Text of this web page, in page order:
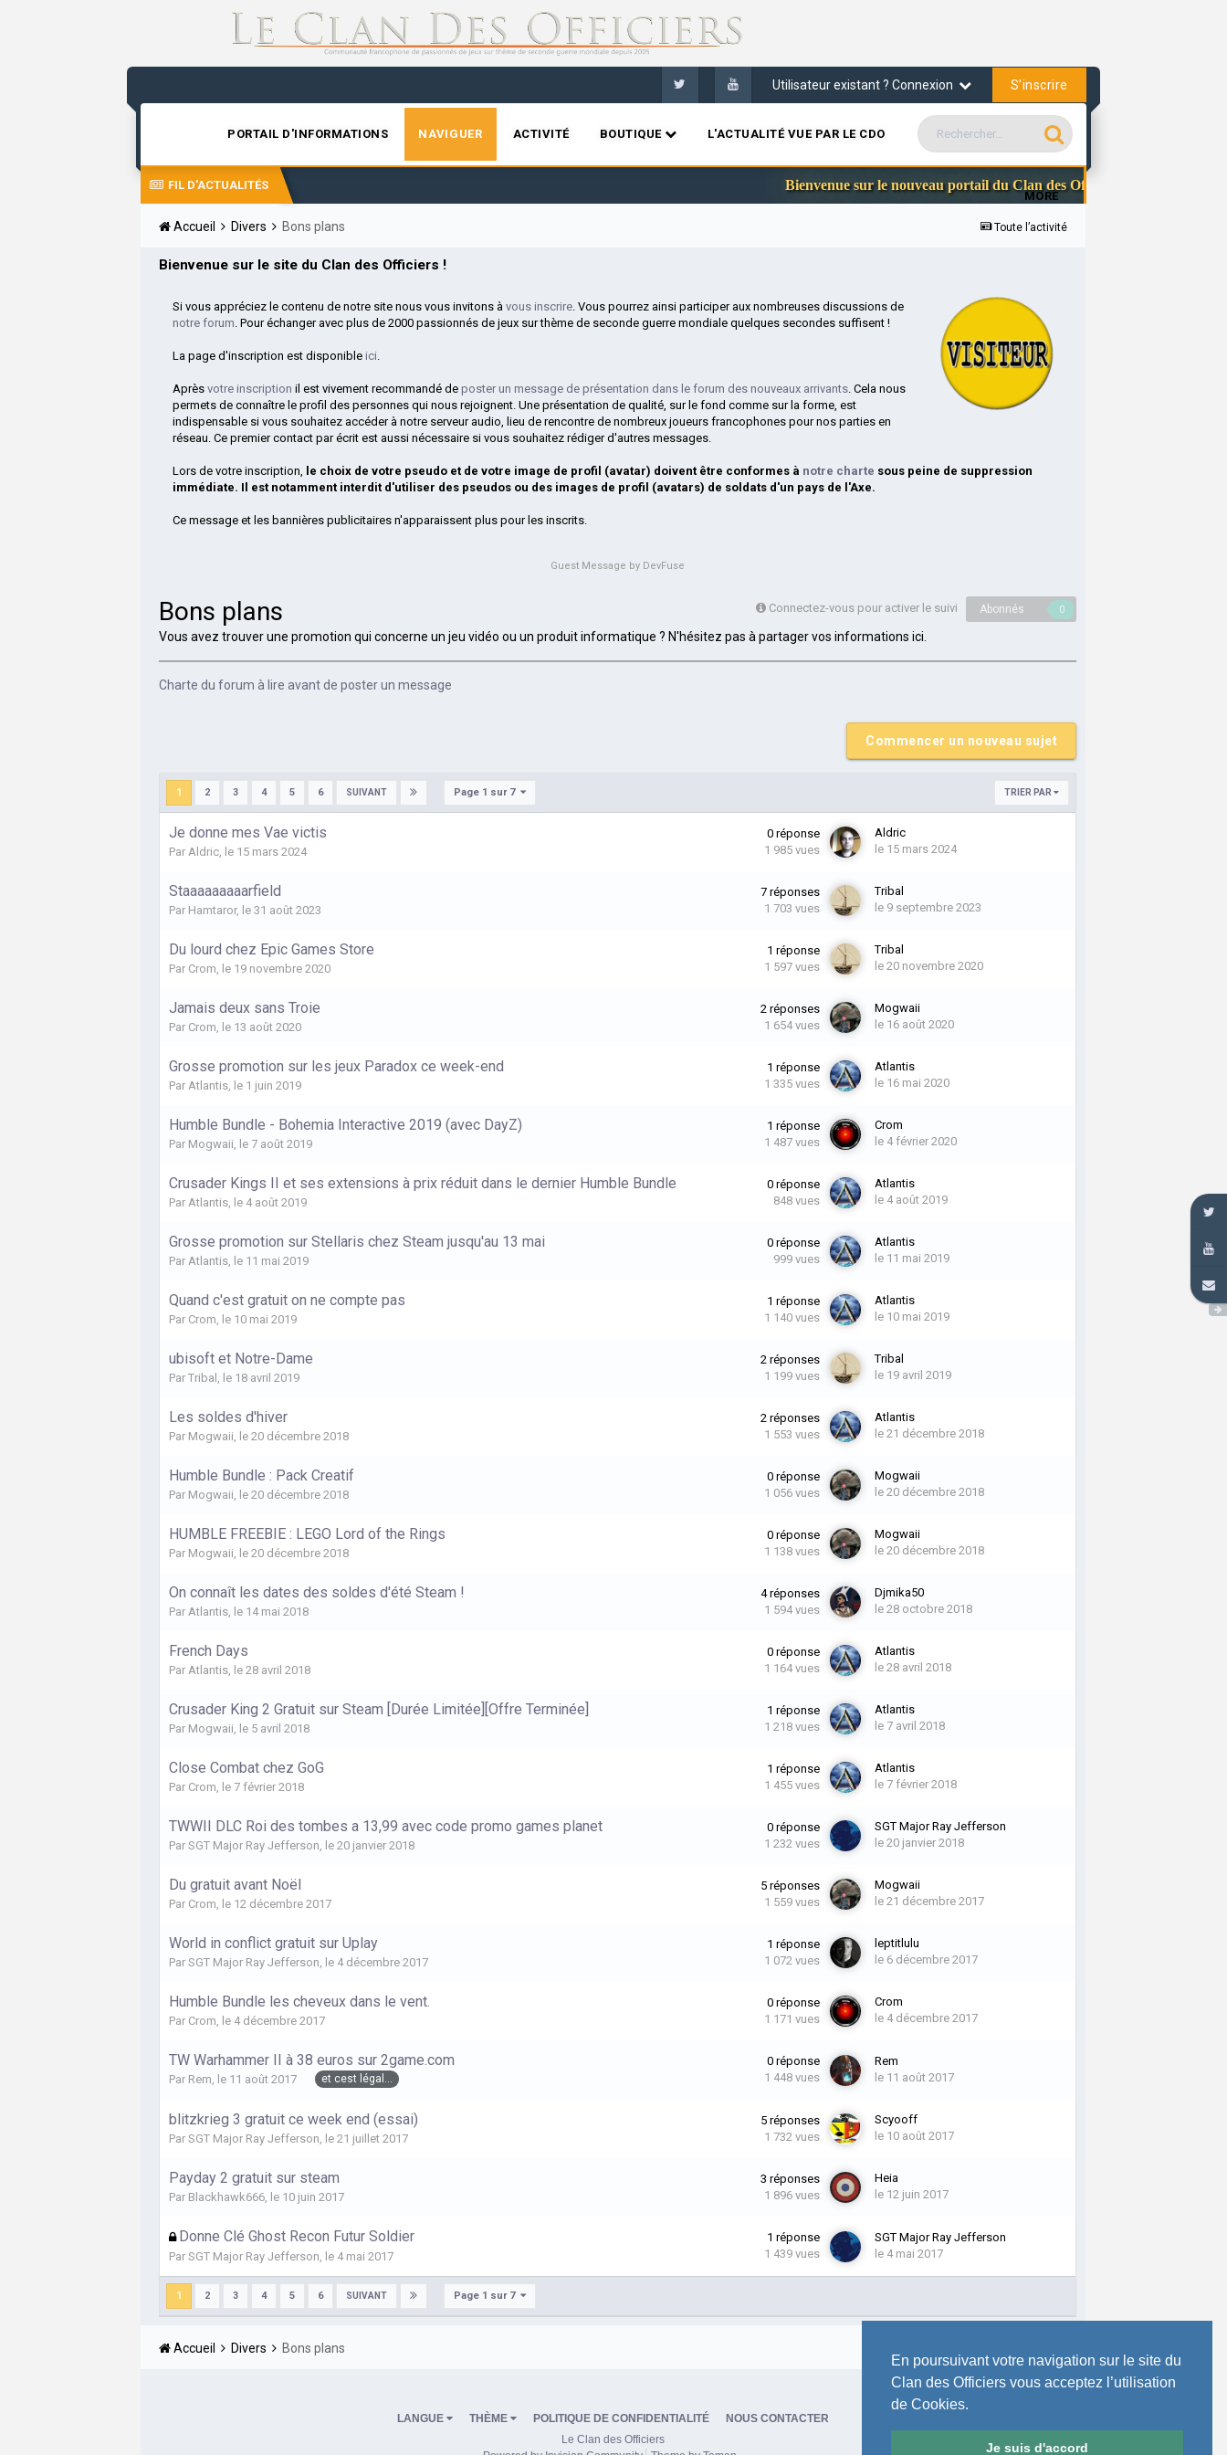
En poursuivant votre navigation sur le site du
Clan des Officiers vous acceptez l’utilisation
de Cookies.
Je suis d'accord
Utilisateur existant ? Connexion S’inscrire
PORTAIL D'INFORMATIONS NAVIGUER ACTIVITÉ BOUTIQUE L'ACTUALITÉ VUE PAR LE CDO
MORE
FIL D'ACTUALITÉS Bienvenue sur le nouveau portail du Clan des Officiers
Toute l’activité
Accueil Divers Bons plans
Bienvenue sur le site du Clan des Officiers !
Si vous appréciez le contenu de notre site nous vous invitons àvous inscrire . Vous pourrez ainsi participer aux nombreuses discussions de
notre forum . Pour échanger avec plus de 2000 passionnés de jeux sur thème de seconde guerre mondiale quelques secondes suffisent !
La page d'inscription est disponible ici
Aprèsvotre inscription il est vivement recommandé de poster un message de présentation dans le forum des nouveaux arrivants . Cela nous
permets de connaître le profil des personnes qui nous rejoignent. Une présentation de qualité, sur le fond comme sur la forme, est
indispensable si vous souhaitez accéder à notre serveur audio, lieu de rencontre de nombreux joueurs francophones pour nos parties en
réseau. Ce premier contact par écrit est aussi nécessaire si vous souhaitez rédiger d'autres messages.
Lors de votre inscription, le choix de votre pseudo et de votre image de profil (avatar) doivent être conformes à notre charte sous peine de suppression
immédiate. Il est notamment interdit d'utiliser des pseudos ou des images de profil (avatars) de soldats d'un pays de l'Axe.
Ce message et les bannières publicitaires n'apparaissent plus pour les inscrits.
Guest Message by DevFuse
Bons plans Connectez-vous pour activer le suivi Abonnés 0
Vous avez trouver une promotion qui concerne un jeu vidéo ou un produit informatique ? N'hésitez pas à partager vos informations ici.
Charte du forum à lire avant de poster un message
Commencer un nouveau sujet
TRIER PAR
1 2 3 4 5 6 SUIVANT Page 1 sur 7
Je donne mes Vae victis
Par Aldric le 15 mars 2024
0 réponse
1 985 vues
Aldric
le 15 mars 2024
Staaaaaaaaarfield
Par Hamtaror, le 31 août 2023
7 réponses
1 703 vues
Tribal
le 9 septembre 2023
Du lourd chez Epic Games Store
Par Crom le 19 novembre 2020
1 réponse
1 597 vues
Tribal
le 20 novembre 2020
Jamais deux sans Troie
Par Crom le 13 août 2020
2 réponses
1 654 vues
Mogwaii
le 16 août 2020
Grosse promotion sur les jeux Paradox ce week-end
Par Atlantis le 1 juin 2019
1 réponse
1 335 vues
Atlantis
le 16 mai 2020
Humble Bundle - Bohemia Interactive 2019 (avec DayZ)
Par Mogwaii le 7 août 2019
1 réponse
1 487 vues
Crom
le 4 février 2020
Crusader Kings II et ses extensions à prix réduit dans le dernier Humble Bundle
Par Atlantis le 4 août 2019
0 réponse
848 vues
Atlantis
le 4 août 2019
Grosse promotion sur Stellaris chez Steam jusqu'au 13 mai
Par Atlantis le 11 mai 2019
0 réponse
999 vues
Atlantis
le 11 mai 2019
Quand c'est gratuit on ne compte pas
Par Crom le 10 mai 2019
1 réponse
1 140 vues
Atlantis
le 10 mai 2019
ubisoft et Notre-Dame
ParTribal le 18 avril 2019
2 réponses
1 199 vues
Tribal
le 19 avril 2019
Les soldes d'hiver
Par Mogwaii le 20 décembre 2018
2 réponses
1 553 vues
Atlantis
le 21 décembre 2018
Humble Bundle : Pack Creatif
Par Mogwaii le 20 décembre 2018
0 réponse
1 056 vues
Mogwaii
le 20 décembre 2018
HUMBLE FREEBIE : LEGO Lord of the Rings
Par Mogwaii le 20 décembre 2018
0 réponse
1 138 vues
Mogwaii
le 20 décembre 2018
On connaît les dates des soldes d'été Steam !
Par Atlantis le 14 mai 2018
4 réponses
1 594 vues
Djmika50
le 28 octobre 2018
French Days
Par Atlantis le 28 avril 2018
0 réponse
1 164 vues
Atlantis
le 28 avril 2018
Crusader King 2 Gratuit sur Steam [Durée Limitée][Offre Terminée]
Par Mogwaii le 5 avril 2018
1 réponse
1 218 vues
Atlantis
le 7 avril 2018
Close Combat chez GoG
Par Crom le 7 février 2018
1 réponse
1 455 vues
Atlantis
le 7 février 2018
TWWII DLC Roi des tombes a 13,99 avec code promo games planet
ParSGT Major Ray Jefferson le 20 janvier 2018
0 réponse
1 232 vues
SGT Major Ray Jefferson
le 20 janvier 2018
Du gratuit avant Noël
Par Crom le 12 décembre 2017
5 réponses
1 559 vues
Mogwaii
le 21 décembre 2017
World in conflict gratuit sur Uplay
ParSGT Major Ray Jefferson le 4 décembre 2017
1 réponse
1 072 vues
leptitlulu
le 6 décembre 2017
Humble Bundle les cheveux dans le vent.
Par Crom le 4 décembre 2017
0 réponse
1 171 vues
Crom
le 4 décembre 2017
TW Warhammer II à 38 euros sur 2game.com
Par Rem le 11 août 2017 et cest légal...
0 réponse
1 448 vues
Rem
le 11 août 2017
blitzkrieg 3 gratuit ce week end (essai)
ParSGT Major Ray Jefferson le 21 juillet 2017
5 réponses
1 732 vues
Scyooff
le 10 août 2017
Payday 2 gratuit sur steam
Par Blackhawk666 le 10 juin 2017
3 réponses
1 896 vues
Heia
le 12 juin 2017
Donne Clé Ghost Recon Futur Soldier
ParSGT Major Ray Jefferson le 4 mai 2017
1 réponse
1 439 vues
SGT Major Ray Jefferson
le 4 mai 2017
1 2 3 4 5 6 SUIVANT Page 1 sur 7
Accueil Divers Bons plans
LANGUE THÈME POLITIQUE DE CONFIDENTIALITÉ
NOUS CONTACTER
Le Clan des Officiers